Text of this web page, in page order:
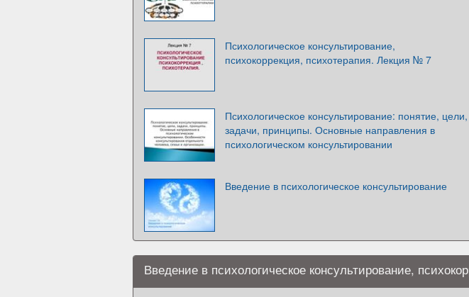
Психологическое консультирование,
психокоррекция, психотерапия. Лекция № 7
Психологическое консультирование: понятие, цели,
задачи, принципы. Основные направления в
психологическом консультировании
Введение в психологическое консультирование
Введение в психологическое консультирование,